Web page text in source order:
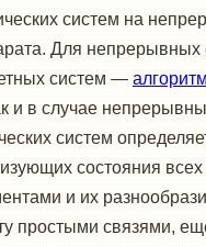
систем на
Для
систем —
и в случае
систем
состояния
и их
простыми связями,